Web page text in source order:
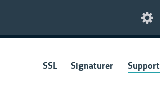
SSL Signaturer Support